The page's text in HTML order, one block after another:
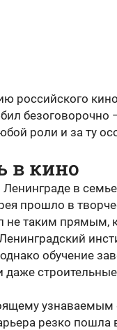
российского
безоговорочно
роли и за ту
в кино
Ленинграде в семье
прошло в
не таким прямым,
обучение
даже строительные
узнаваемым
резко пошла